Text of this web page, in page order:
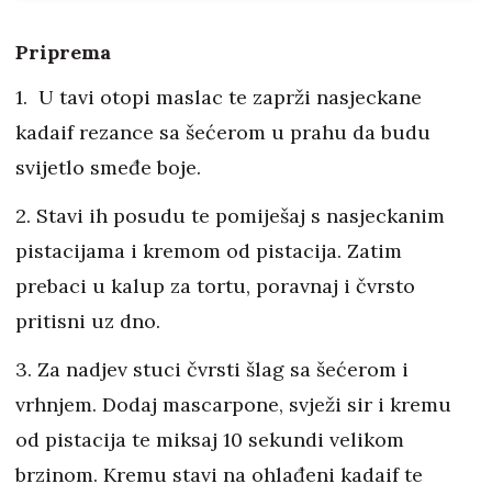
Priprema
1. U tavi otopi maslac te zaprži nasjeckane
kadaif rezance sa šećerom u prahu da budu
svijetlo smeđe boje.
2. Stavi ih posudu te pomiješaj s nasjeckanim
pistacijama i kremom od pistacija. Zatim
prebaci u kalup za tortu, poravnaj i čvrsto
pritisni uz dno.
3. Za nadjev stuci čvrsti šlag sa šećerom i
vrhnjem. Dodaj mascarpone, svježi sir i kremu
od pistacija te miksaj 10 sekundi velikom
brzinom. Kremu stavi na ohlađeni kadaif te